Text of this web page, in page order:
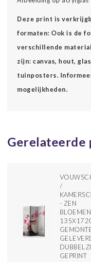
Deze print is
formaten: Ook is de
verschillende
zijn: canvas, hout,
tuinposters.
mogelijkheden.
Gerelateerde
/
- ZEN
BLOEMEN
GEPRINT